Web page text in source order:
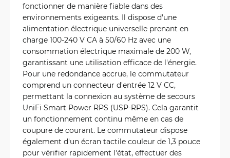
fonctionner de manière fiable dans des
environnements exigeants. Il dispose d'une
alimentation électrique universelle prenant en
charge 100-240 V CA à 50/60 Hz avec une
consommation électrique maximale de 200 W,
garantissant une utilisation efficace de l'énergie.
Pour une redondance accrue, le commutateur
comprend un connecteur d'entrée 12 V CC,
permettant la connexion au système de secours
UniFi Smart Power RPS (USP-RPS). Cela garantit
un fonctionnement continu même en cas de
coupure de courant. Le commutateur dispose
également d'un écran tactile couleur de 1,3 pouce
pour vérifier rapidement l'état, effectuer des